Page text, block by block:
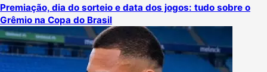
Premiação, dia do sorteio e data dos jogos: tudo sobre o
Grêmio na Copa do Brasil